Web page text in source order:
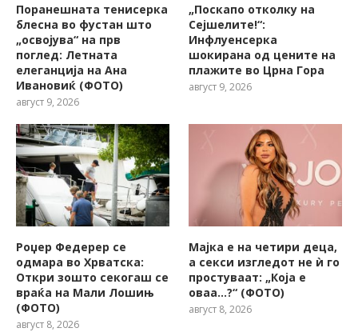
Поранешната тенисерка
блесна во фустан што
„освојува“ на прв
поглед: Летната
елеганција на Ана
Ивановиќ (ФОТО)
август 9, 2026
„Поскапо отколку на
Сејшелите!“:
Инфлуенсерка
шокирана од цените на
плажите во Црна Гора
август 9, 2026
Роџер Федерер се
одмара во Хрватска:
Откри зошто секогаш се
враќа на Мали Лошињ
(ФОТО)
август 8, 2026
Мајка е на четири деца,
а секси изгледот не ѝ го
простуваат: „Која е
оваа…?“ (ФОТО)
август 8, 2026